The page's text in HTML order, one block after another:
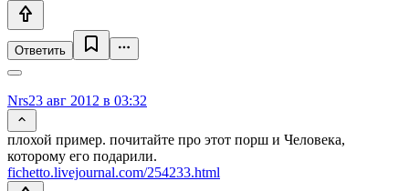
Ответить
Nrs23 авг 2012 в 03:32
плохой пример. почитайте про этот порш и Человека,
которому его подарили.
fichetto.livejournal.com/254233.html